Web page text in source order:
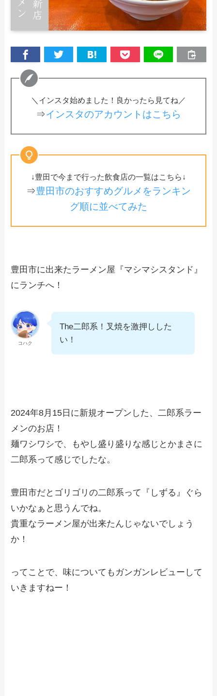
＼インスタ始めました！良かったら見てね／
⇒インスタのアカウントはこちら
↓豊田で今まで行った飲食店の一覧はこちら↓
⇒豊田市のおすすめグルメをランキン
グ順に並べてみた
豊田市に出来たラーメン屋『マシマシスタンド』
にランチへ！
コハク
The二郎系！叉焼を激押しした
い！
2024年8月15日に新規オープンした、二郎系ラー
メンのお店！
麺ワシワシで、もやし盛り盛りな感じとかまさに
二郎系って感じでしたな。
豊田市だとゴリゴリの二郎系って『しずる』ぐら
いかなぁと思うんでね。
貴重なラーメン屋が出来たんじゃないでしょう
か！
ってことで、味についてもガンガンレビューして
いきますねー！